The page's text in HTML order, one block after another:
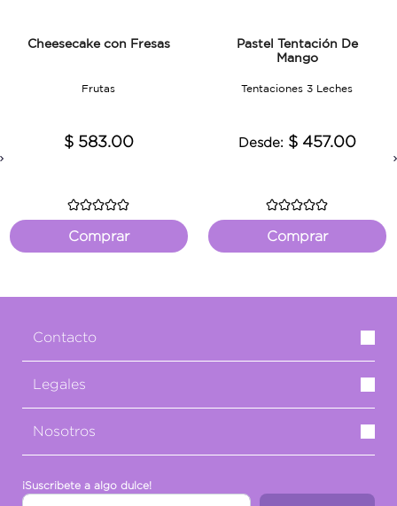
Cheesecake con Fresas
Frutas
$ 583.00
Comprar
Pastel Tentación De
Mango
Tentaciones 3 Leches
Desde: $ 457.00
Comprar
Contacto
Legales
Nosotros
¡Suscribete a algo dulce!